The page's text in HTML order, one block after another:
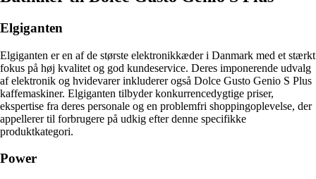
Elgiganten
Elgiganten er en af de største elektronikkæder i Danmark med et stærkt
fokus på høj kvalitet og god kundeservice. Deres imponerende udvalg
af elektronik og hvidevarer inkluderer også Dolce Gusto Genio S Plus
kaffemaskiner. Elgiganten tilbyder konkurrencedygtige priser,
ekspertise fra deres personale og en problemfri shoppingoplevelse, der
appellerer til forbrugere på udkig efter denne specifikke
produktkategori.
Power